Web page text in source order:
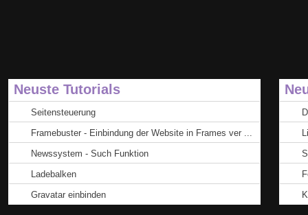
Neuste Tutorials
Seitensteuerung
Framebuster - Einbindung der Website in Frames ver ...
Newssystem - Such Funktion
Ladebalken
Gravatar einbinden